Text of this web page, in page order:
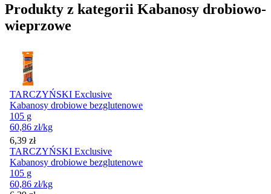
Produkty z kategorii Kabanosy drobiowo-
wieprzowe
TARCZYŃSKI Exclusive
Kabanosy drobiowe bezglutenowe
105 g
60,86 zł/kg
Cena
6,39 zł
TARCZYŃSKI Exclusive
Kabanosy drobiowe bezglutenowe
105 g
60,86 zł/kg